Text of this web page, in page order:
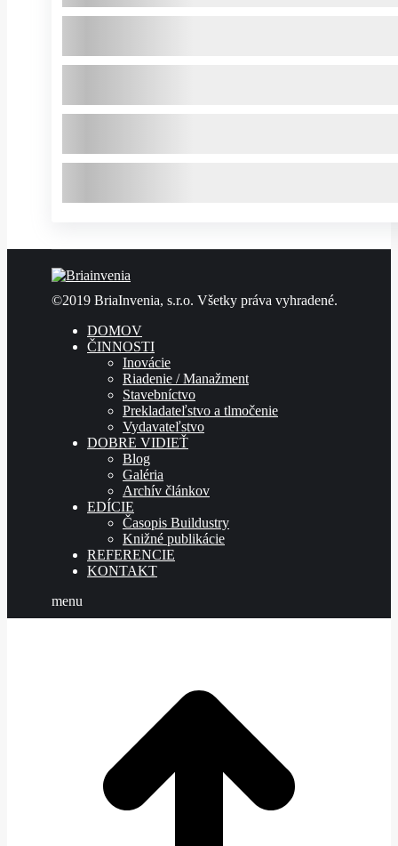
©2019 BriaInvenia, s.r.o. Všetky práva vyhradené.
DOMOV
ČINNOSTI
Inovácie
Riadenie / Manažment
Stavebníctvo
Prekladateľstvo a tlmočenie
Vydavateľstvo
DOBRE VIDIEŤ
Blog
Galéria
Archív článkov
EDÍCIE
Časopis Buildustry
Knižné publikácie
REFERENCIE
KONTAKT
menu